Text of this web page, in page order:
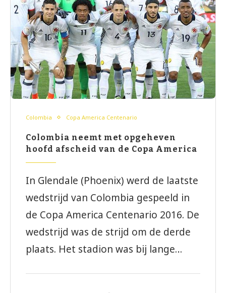
Colombia Copa America Centenario
Colombia neemt met opgeheven
hoofd afscheid van de Copa America
In Glendale (Phoenix) werd de laatste
wedstrijd van Colombia gespeeld in
de Copa America Centenario 2016. De
wedstrijd was de strijd om de derde
plaats. Het stadion was bij lange…